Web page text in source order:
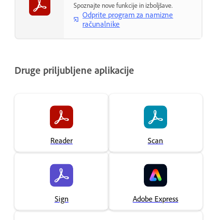
Spoznajte nove funkcije in izboljšave.
Odprite program za namizne
računalnike
Druge priljubljene aplikacije
Reader Scan
Sign Adobe Express